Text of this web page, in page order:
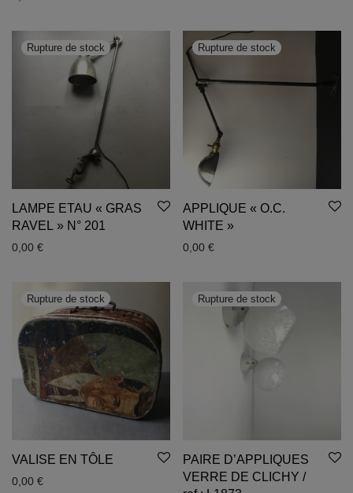
LAMPE ETAU « GRAS
RAVEL » N° 201
0,00 €
APPLIQUE « O.C.
WHITE »
0,00 €
VALISE EN TÔLE
0,00 €
PAIRE D’APPLIQUES
VERRE DE CLICHY /